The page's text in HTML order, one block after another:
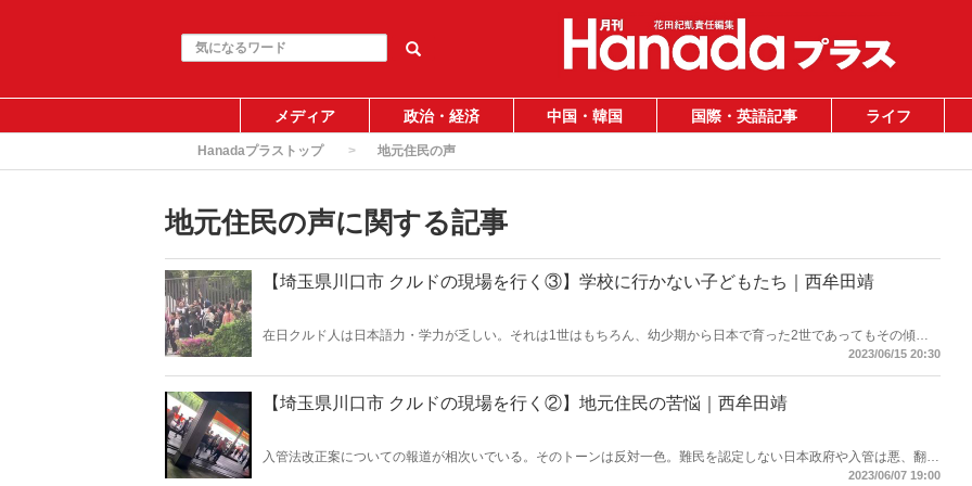
メディア 政治・経済 中国・韓国 国際・英語記事 ライフ
Hanadaプラストップ 地元住民の声
地元住民の声に関する記事
【埼玉県川口市 クルドの現場を行く③】学校に行かない子どもたち｜西牟田靖
在日クルド人は日本語力・学力が乏しい。それは1世はもちろん、幼少期から日本で育った2世であってもその傾向
がある。「ワラビスタン」で繰り返され、住民が辟易している迷惑・犯罪行為の原因はそこにあるのではないか。今
2023/06/15 20:30
【埼玉県川口市 クルドの現場を行く②】地元住民の苦悩｜西牟田靖
入管法改正案についての報道が相次いでいる。そのトーンは反対一色。難民を認定しない日本政府や入管は悪、翻弄
される外国人は善――という非常に単純化された報道ばかり。その一方、不良外国人の迷惑・犯罪行為に困る地元住
2023/06/07 19:00